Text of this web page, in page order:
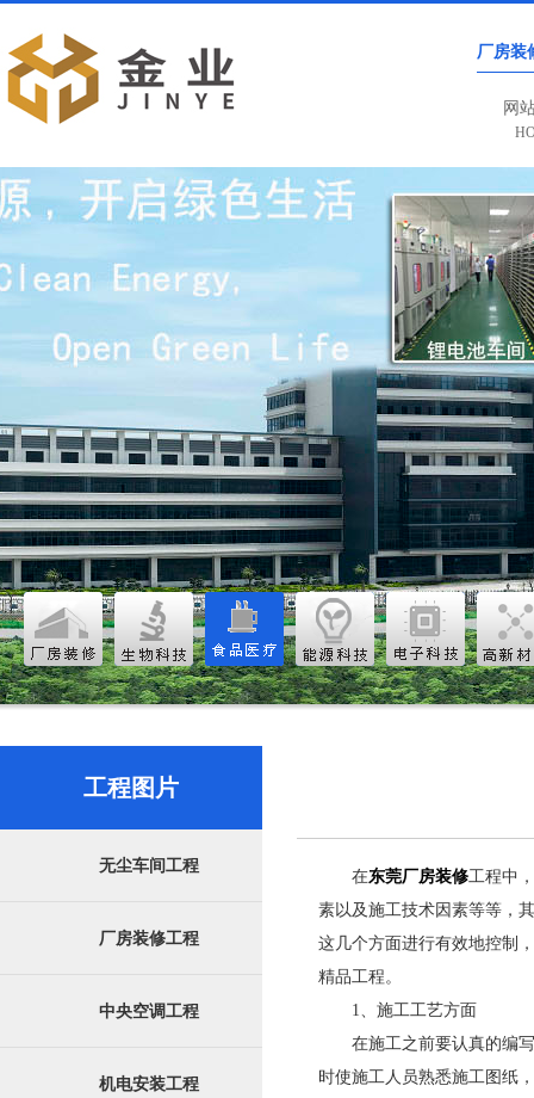
厂房装
网
工程图片
无尘车间工程
厂房装修工程
中央空调工程
机电安装工程
在东莞厂房装修工程中
素以及施工技术因素等等，
这几个方面进行有效地控制
精品工程。
1、施工工艺方面
在施工之前要认真的编
时使施工人员熟悉施工图纸